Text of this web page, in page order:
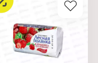
натриевые
лимонная
хлорид натрия,
77891.